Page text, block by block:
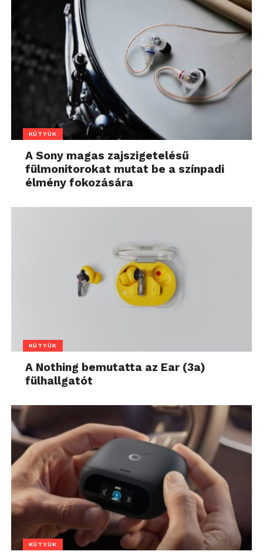
KÜTYÜK
A Sony magas zajszigetelésű
fülmonitorokat mutat be a színpadi
élmény fokozására
KÜTYÜK
A Nothing bemutatta az Ear (3a)
fülhallgatót
KÜTYÜK